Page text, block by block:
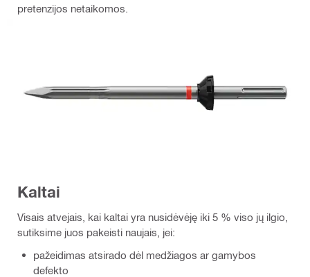
pretenzijos netaikomos.
Kaltai
Visais atvejais, kai kaltai yra nusidėvėję iki 5 % viso jų ilgio,
sutiksime juos pakeisti naujais, jei:
pažeidimas atsirado dėl medžiagos ar gamybos
defekto